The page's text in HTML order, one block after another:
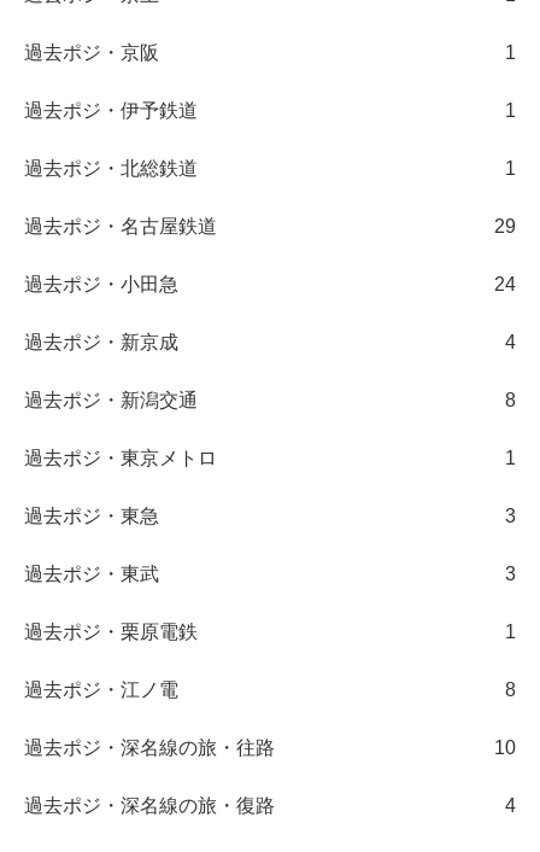
過去ポジ・京阪 1
過去ポジ・伊予鉄道 1
過去ポジ・北総鉄道 1
過去ポジ・名古屋鉄道 29
過去ポジ・小田急 24
過去ポジ・新京成 4
過去ポジ・新潟交通 8
過去ポジ・東京メトロ 1
過去ポジ・東急 3
過去ポジ・東武 3
過去ポジ・栗原電鉄 1
過去ポジ・江ノ電 8
過去ポジ・深名線の旅・往路 10
過去ポジ・深名線の旅・復路 4